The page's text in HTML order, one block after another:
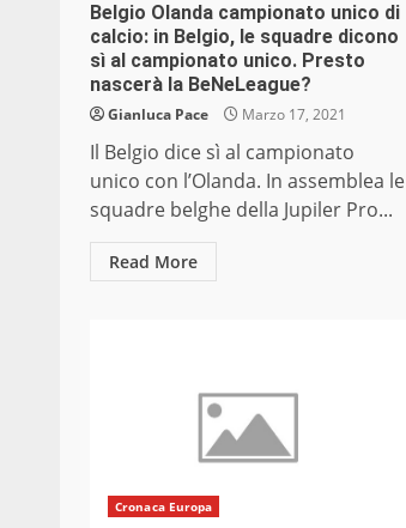
Belgio Olanda campionato unico di
calcio: in Belgio, le squadre dicono
sì al campionato unico. Presto
nascerà la BeNeLeague?
Gianluca Pace Marzo 17, 2021
Il Belgio dice sì al campionato
unico con l’Olanda. In assemblea le
squadre belghe della Jupiler Pro...
Read More
Cronaca Europa